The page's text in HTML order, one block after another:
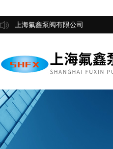
上海氟鑫泵阀有限公司